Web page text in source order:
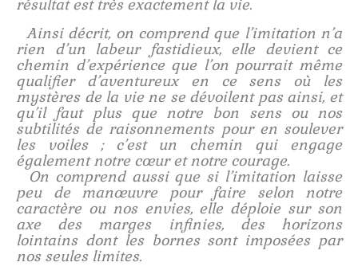
résultat est très exactement la vie.
Ainsi décrit, on comprend que l’imitation n’a
rien d’un labeur fastidieux, elle devient ce
chemin d’expérience que l’on pourrait même
qualifier d’aventureux en ce sens où les
mystères de la vie ne se dévoilent pas ainsi, et
qu’il faut plus que notre bon sens ou nos
subtilités de raisonnements pour en soulever
les voiles ; c’est un chemin qui engage
également notre cœur et notre courage.
On comprend aussi que si l’imitation laisse
peu de manœuvre pour faire selon notre
caractère ou nos envies, elle déploie sur son
axe des marges infinies, des horizons
lointains dont les bornes sont imposées par
nos seules limites.